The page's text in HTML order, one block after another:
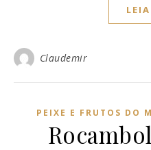
Claudemir
PEIXE E FRUTOS DO